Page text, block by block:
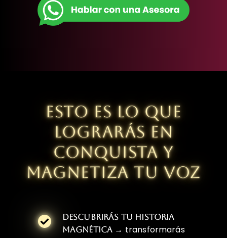
ESTO ES LO QUE
LOGRARÁS EN
CONQUISTA Y
MAGNETIZA TU VOZ
DESCUBRIRÁS TU HISTORIA
MAGNÉTICA → transformarás